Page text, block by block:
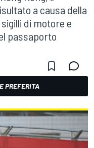
a causa della
di motore e
passaporto
PREFERITA